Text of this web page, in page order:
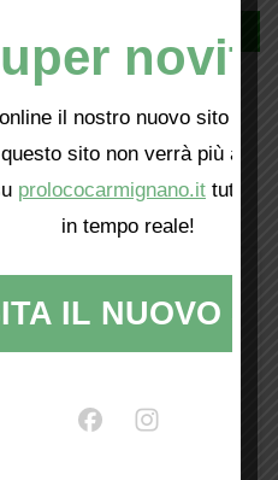
a Carmignano
il nostro nuovo sito web!
sito non verrà più
prolococarmignano.it tutti i
in tempo reale!
IL NUOVO